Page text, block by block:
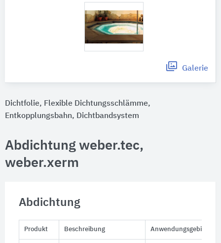
Galerie
Dichtfolie, Flexible Dichtungsschlämme,
Entkopplungsbahn, Dichtbandsystem
Abdichtung weber.tec,
weber.xerm
Abdichtung
Produkt Beschreibung Anwendungsgebiet